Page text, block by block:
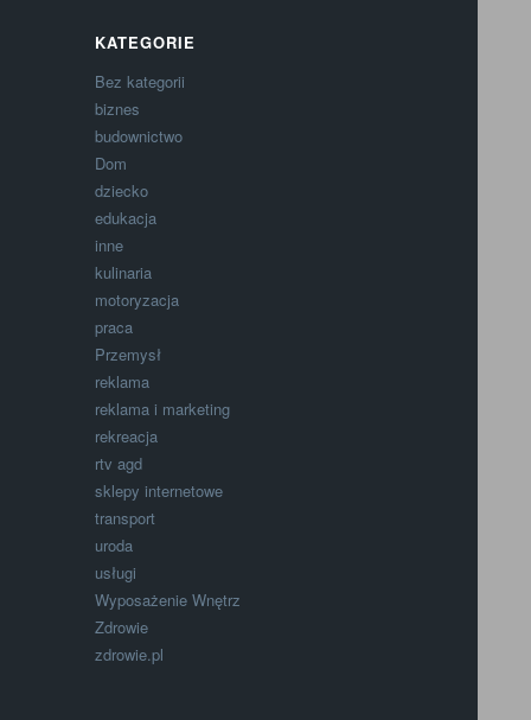
KATEGORIE
Bez kategorii
biznes
budownictwo
Dom
dziecko
edukacja
inne
kulinaria
motoryzacja
praca
Przemysł
reklama
reklama i marketing
rekreacja
rtv agd
sklepy internetowe
transport
uroda
usługi
Wyposażenie Wnętrz
Zdrowie
zdrowie.pl